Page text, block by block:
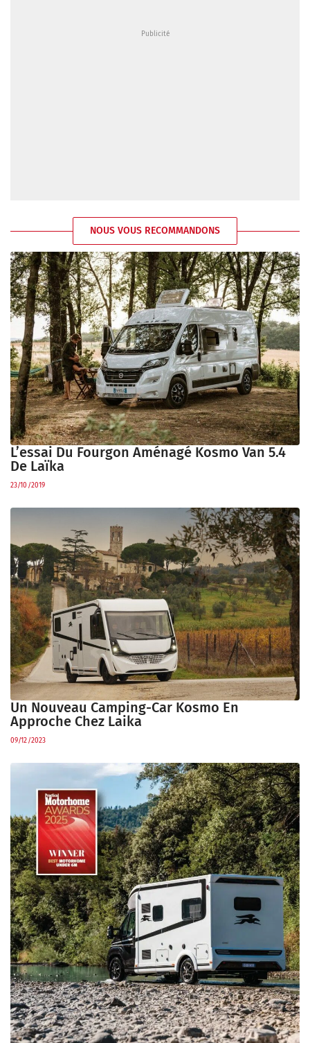
NOUS VOUS RECOMMANDONS
L’essai Du Fourgon Aménagé Kosmo Van 5.4
De Laïka
23/10/2019
Un Nouveau Camping-Car Kosmo En
Approche Chez Laika
09/12/2023